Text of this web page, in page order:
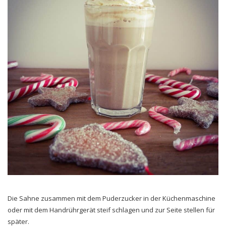
Die Sahne zusammen mit dem Puderzucker in der Küchenmaschine
oder mit dem Handrührgerät steif schlagen und zur Seite stellen für
später.